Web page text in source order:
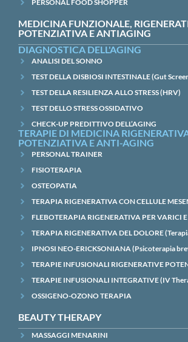
PERSONAL FOOD SHOPPER
MEDICINA FUNZIONALE,
POTENZIATIVA E ANTIAGING
DIAGNOSTICA DELL'AGING
ANALISI DEL SONNO
TEST DELLA DISBIOSI INTESTINALE (Gut
TEST DELLA RESILIENZA ALLO STRESS (HRV)
TEST DELLO STRESS OSSIDATIVO
CHECK-UP PREDITTIVO DELL’AGING
TERAPIE DI MEDICINA
POTENZIATIVA E ANTI-AGING
PERSONAL TRAINER
FISIOTERAPIA
OSTEOPATIA
TERAPIA RIGENERATIVA CON CELLULE
FLEBOTERAPIA RIGENERATIVA PER VARICI
TERAPIA RIGENERATIVA DEL DOLORE
IPNOSI NEO-ERICKSONIANA (Psicoterapia
TERAPIE INFUSIONALI RIGENERATIVE
TERAPIE INFUSIONALI INTEGRATIVE (IV
OSSIGENO-OZONO TERAPIA
BEAUTY THERAPY
MASSAGGI MENARINI